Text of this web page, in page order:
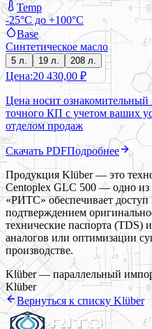
Temp
-25°C до +100°C
Base
Синтетическое масло
5 л. 19 л. 208 л.
Цена:20 430,00 ₽
Цена носит ознакомительный
точного КП с учетом ваших
отделом продаж
Скачать PDFПодробнее
Продукция Klüber — это
Centoplex GLC 500 — одно
«РИТС» обеспечивает доступ
подтверждением
технические паспорта (TDS)
аналогов или оптимизации
производстве.
Klüber — параллельный
Klüber
Вернуться к списку Klüber